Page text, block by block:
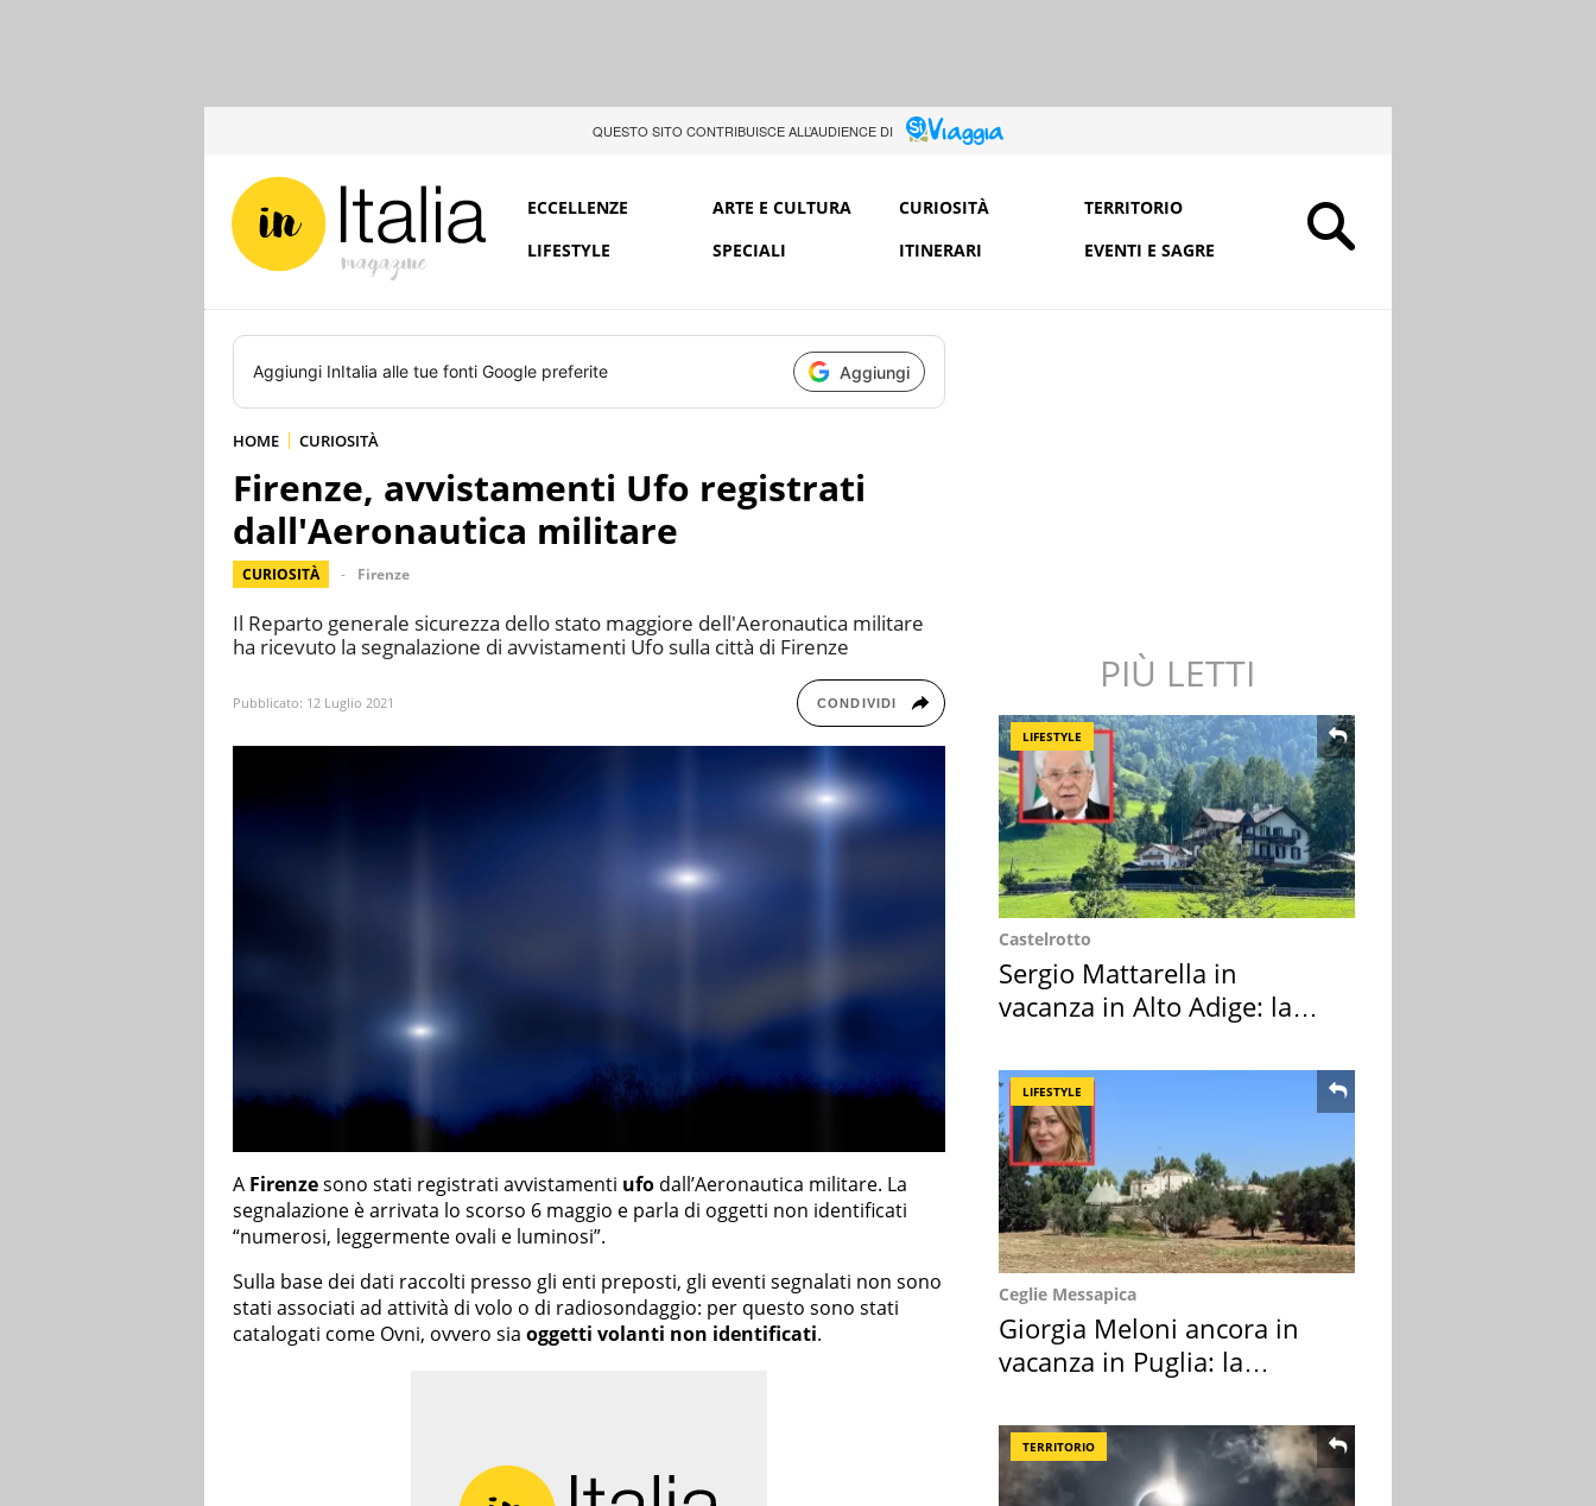
QUESTO SITO CONTRIBUISCE ALL’AUDIENCE DI
ECCELLENZE ARTE E CULTURA CURIOSITÀ
TERRITORIO
LIFESTYLE
SPECIALI ITINERARI EVENTI E SAGRE
Aggiungi InItalia alle tue fonti Google preferite Aggiungi
HOME CURIOSITÀ
Firenze, avvistamenti Ufo registrati
dall'Aeronautica militare
CURIOSITÀ Firenze
Il Reparto generale sicurezza dello stato maggiore dell'Aeronautica militare
ha ricevuto la segnalazione di avvistamenti Ufo sulla città di Firenze
Pubblicato: 12 Luglio 2021 CONDIVIDI
A Firenzesono stati registrati avvistamenti ufo dall’Aeronautica militare. La
segnalazione è arrivata lo scorso 6 maggio e parla di oggetti non identificati
“numerosi, leggermente ovali e luminosi”.
Sulla base dei dati raccolti presso gli enti preposti, gli eventi segnalati non sono
stati associati ad attività di volo o di radiosondaggio: per questo sono stati
catalogati come Ovni, ovvero sia oggetti volanti non identificati.
PIÙ LETTI
LIFESTYLE
Castelrotto
Sergio Mattarella in
vacanza in Alto Adige: la
LIFESTYLE
Ceglie Messapica
Giorgia Meloni ancora in
vacanza in Puglia: la
TERRITORIO